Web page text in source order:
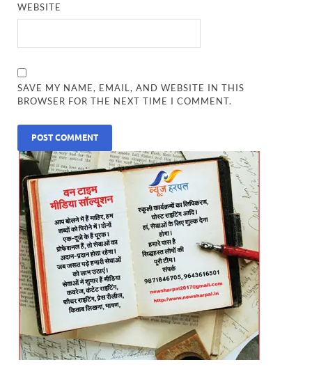
WEBSITE
SAVE MY NAME, EMAIL, AND WEBSITE IN THIS
BROWSER FOR THE NEXT TIME I COMMENT.